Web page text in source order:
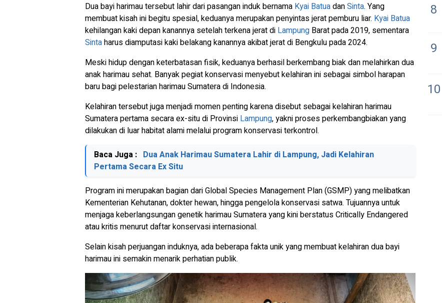
Dua bayi harimau tersebut lahir dari pasangan induk bernama Kyai BatuadanSinta. Yang
membuat kisah ini begitu spesial, keduanya merupakan penyintas jerat pemburu liar. Kyai Batua
kehilangan kaki depan kanannya setelah terkena jerat di Lampung Barat pada 2019, sementara
Sintaharus diamputasi kaki belakang kanannya akibat jerat di Bengkulu pada 2024.
Meski hidup dengan keterbatasan fisik, keduanya berhasil berkembang biak dan melahirkan dua
anak harimau sehat. Banyak pegiat konservasi menyebut kelahiran ini sebagai simbol harapan
baru bagi pelestarian harimau Sumatera di Indonesia.
Kelahiran tersebut juga menjadi momen penting karena disebut sebagai kelahiran harimau
Sumatera pertama secaraex-situdi Provinsi Lampung, yakni proses perkembangbiakan yang
dilakukan di luar habitat alami melalui program konservasi terkontrol.
Baca Juga : Dua Anak Harimau Sumatera Lahir di Lampung, Jadi Kelahiran
Pertama Secara Ex Situ
Program ini merupakan bagian dariGlobal Species Management Plan(GSMP) yang melibatkan
Kementerian Kehutanan, dokter hewan, hingga pengelola konservasi satwa. Tujuannya untuk
menjaga keberlangsungan genetik harimau Sumatera yang kini berstatusCritically Endangered
atau kritis menurut daftar konservasi internasional.
Selain kisah perjuangan induknya, ada beberapa fakta unik yang membuat kelahiran dua bayi
harimau ini semakin menarik perhatian publik.
8
9
10